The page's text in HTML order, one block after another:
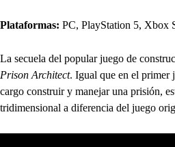
Plataformas: PC, PlayStation 5, Xbox
La secuela del popular juego de
Prison Architect. Igual que en el primer
cargo construir y manejar una prisión,
tridimensional a diferencia del juego